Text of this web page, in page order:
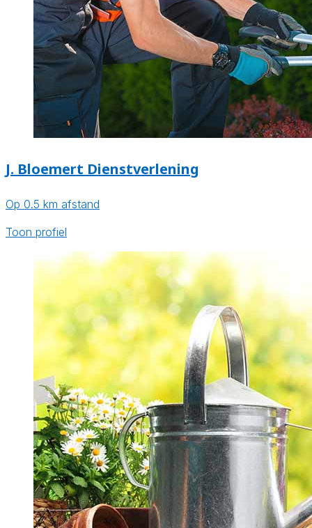
J. Bloemert Dienstverlening
Op 0.5 km afstand
Toon profiel